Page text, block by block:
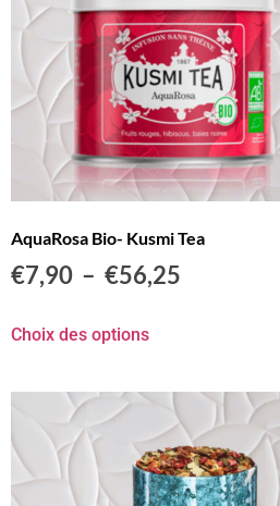
AquaRosa Bio- Kusmi Tea
€7,90 – €56,25
Choix des options